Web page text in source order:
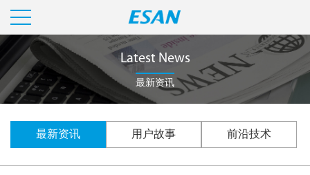
Latest News
最新资讯
最新资讯 用户故事 前沿技术